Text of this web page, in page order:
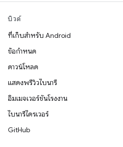
บิวด์
ที่เก็บสำหรับ Android
ข้อกำหนด
ดาวน์โหลด
แสดงพรีวิวไบนารี
อิมเมจเวอร์ชันโรงงาน
ไบนารีไดรเวอร์
GitHub